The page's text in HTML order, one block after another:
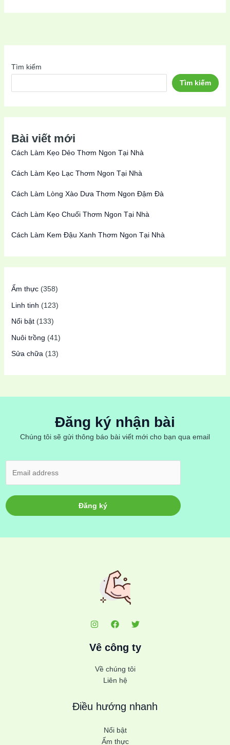
Tìm kiếm
Tìm kiếm
Bài viết mới
Cách Làm Kẹo Dẻo Thơm Ngon Tại Nhà
Cách Làm Kẹo Lạc Thơm Ngon Tại Nhà
Cách Làm Lòng Xào Dưa Thơm Ngon Đậm Đà
Cách Làm Kẹo Chuối Thơm Ngon Tại Nhà
Cách Làm Kem Đậu Xanh Thơm Ngon Tại Nhà
Ẩm thực(358)
Linh tinh (123)
Nổi bật(133)
Nuôi trồng (41)
Sửa chữa(13)
Đăng ký nhận bài
Chúng tôi sẽ gửi thông báo bài viết mới cho bạn qua email
Đăng ký
Vê công ty
Về chúng tôi
Liên hệ
Điều hướng nhanh
Nổi bật
Ẩm thực